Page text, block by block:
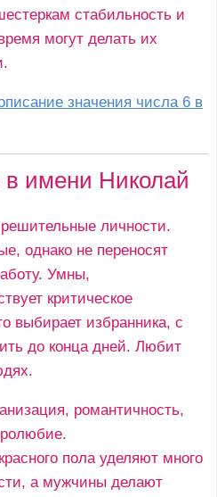
стабильность и
могут делать их
значения числа 6 в
в имени Николай
личности.
однако не переносят
Умны,
критическое
выбирает избранника, с
до конца дней. Любит
романтичность,
пола уделяют много
а мужчины делают